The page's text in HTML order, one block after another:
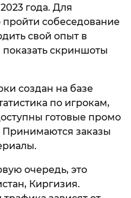
года. Для
собеседование
свой опыт в
скриншоты
создан на базе
по игрокам,
готовые промо
Принимаются заказы
очередь, это
Киргизия.